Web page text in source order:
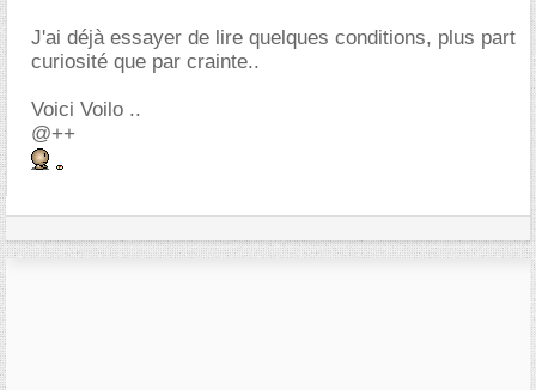
J'ai déjà essayer de lire quelques conditions, plus part
curiosité que par crainte..
Voici Voilo ..
@++